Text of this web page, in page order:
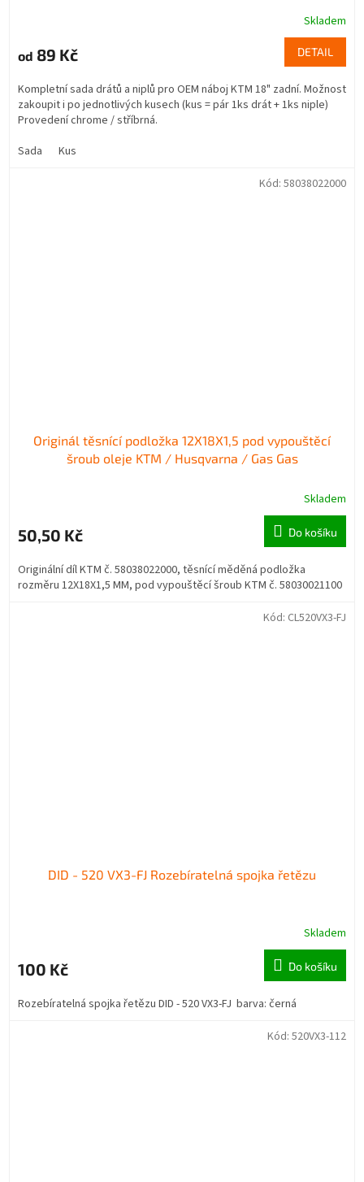
Skladem
od 89 Kč DETAIL
Kompletní sada drátů a niplů pro OEM náboj KTM 18" zadní. Možnost
zakoupit i po jednotlivých kusech (kus = pár 1ks drát + 1ks niple)
Provedení chrome / stříbrná.
Sada
Kus
Originál těsnící podložka 12X18X1,5 pod vypouštěcí
šroub oleje KTM / Husqvarna / Gas Gas
Skladem
50,50 Kč Do košíku
Originální díl KTM č. 58038022000, těsnící měděná podložka
rozměru 12X18X1,5 MM, pod vypouštěcí šroub KTM č. 58030021100
Kód: 58038022000
DID - 520 VX3-FJ Rozebíratelná spojka řetězu
Skladem
100 Kč Do košíku
Rozebíratelná spojka řetězu DID - 520 VX3-FJ barva: černá
Kód: CL520VX3-FJ
Kód: 520VX3-112